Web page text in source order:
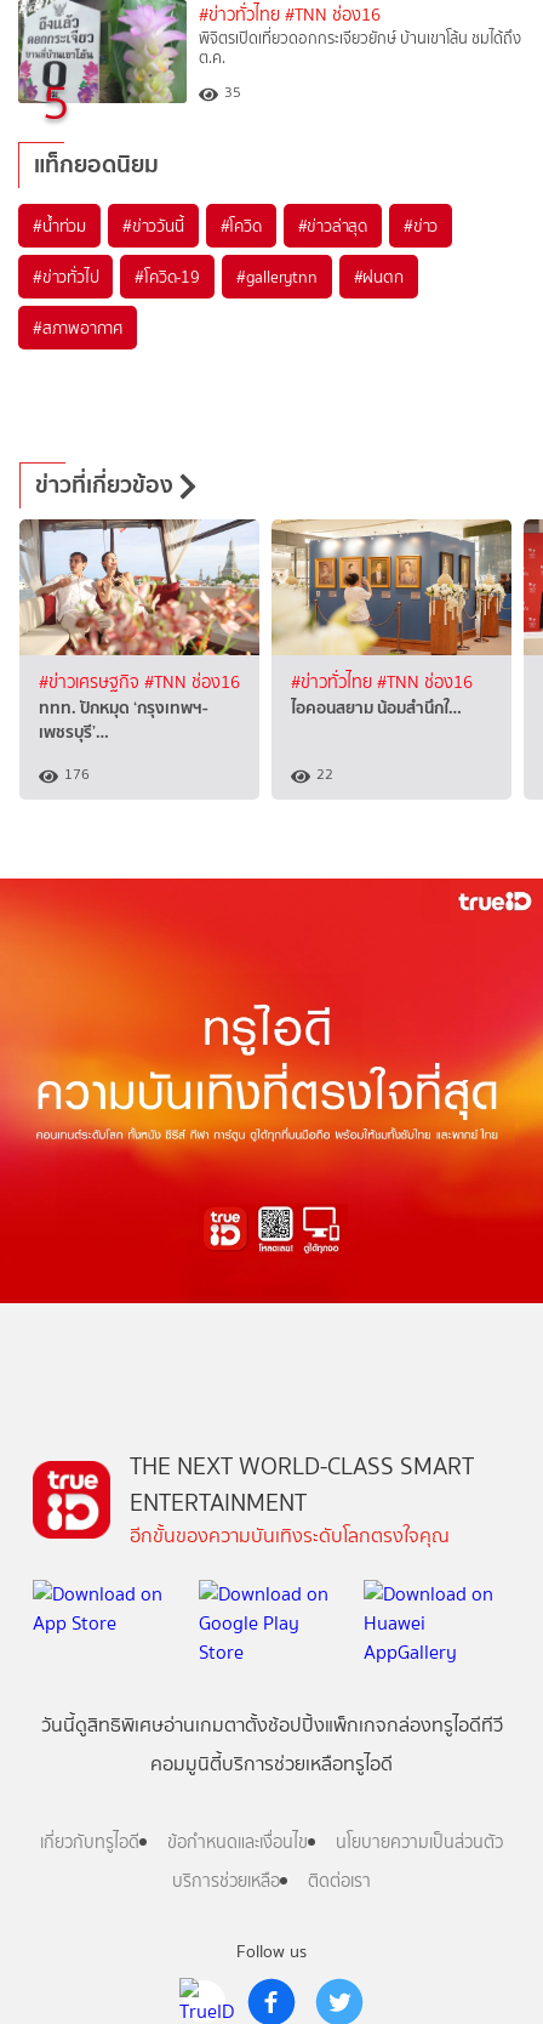
5
#ข่าวทั่วไทย #TNN ช่อง16
พิจิตรเปิดเที่ยวดอกกระเจียวยักษ์ บ้านเขาโล้น ชมได้ถึง
ต.ค.
35
แท็กยอดนิยม
#น้ำท่วม #ข่าววันนี้ #โควิด #ข่าวล่าสุด #ข่าว
#ข่าวทั่วไป #โควิด-19 #gallerytnn #ฝนตก
#สภาพอากาศ
ข่าวที่เกี่ยวข้อง
#ข่าวเศรษฐกิจ #TNN ช่อง16
ททท. ปักหมุด ‘กรุงเทพฯ-
เพชรบุรี’…
176
#ข่าวทั่วไทย#TNN ช่อง16
ไอคอนสยาม น้อมสำนึกใ…
22
Follow us
THE NEXT WORLD-CLASS SMART
ENTERTAINMENT
อีกขั้นของความบันเทิงระดับโลกตรงใจคุณ
วันนี้ดูสิทธิพิเศษอ่านเกมตาตั้งช้อปปิ้งแพ็กเกจกล่องทรูไอดีทีวี
คอมมูนิตี้บริการช่วยเหลือทรูไอดี
เกี่ยวกับทรูไอดี ข้อกำหนดและเงื่อนไข
นโยบายความเป็นส่วนตัว
บริการช่วยเหลือ
ติดต่อเรา